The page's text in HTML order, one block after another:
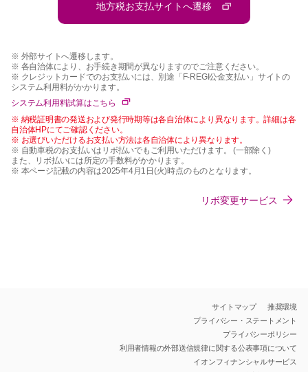
地方税お支払サイトへ遷移
※ 外部サイトへ遷移します。
※ 各自治体により、お手続き期間が異なりますのでご注意ください。
※ クレジットカードでのお支払いには、別途「F-REGI公金支払い」サイトの
システム利用料がかかります。
システム利用料試算はこちら
※ 納税証明書の発送および発行時期等は各自治体により異なります。詳細は各
自治体HPにてご確認ください。
※ お選びいただけるお支払い方法は各自治体により異なります。
※ 自動車税のお支払いはリボ払いでもご利用いただけます。 (一部除く)
また、リボ払いには所定の手数料がかかります。
※ 本ページ記載の内容は2025年4月1日(火)時点のものとなります。
リボ変更サービス
サイトマップ
推奨環境
プライバシー・ステートメント
プライバシーポリシー
利用者情報の外部送信規律に関する公表事項について
イオンフィナンシャルサービス